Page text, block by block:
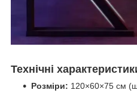
Технічні
Розміри: 120×60×75 см